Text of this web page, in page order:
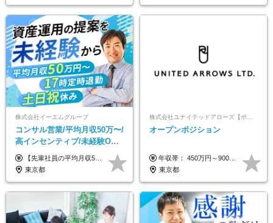
株式会社イーエムグループ
コンサル営業/平均月収50万〜/
高インセンティブ/未経験OK/
残業なし/4,50代も活躍/ブラン
ク可/面接1回
【先輩社員の平均月収50万円】 月給30万円以上+インセンティブ+その他手当 ※経験・スキルを考慮の上で給与を決定します ※上記には5万円（月20時間分）のみなし残業代と一律手当（営業手当4万円、能力評価手当4万円）を含みます ※上記を超える残業代は別途全額支給します ※試用期間：3ヶ月あり（試用期間中の待遇に差異なし）
東京都
オープンポジション
年収帯： 450万円～900万円 ※経験・スキルを考慮の上、決定します。
東京都